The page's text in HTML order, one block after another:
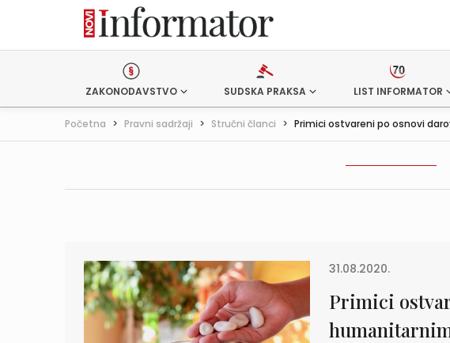
ZAKONODAVSTVO SUDSKA PRAKSA LIST INFORMATOR
Početna > Pravni sadržaji > Stručni članci > Primici ostvareni po osnovi
31.08.2020.
Primici